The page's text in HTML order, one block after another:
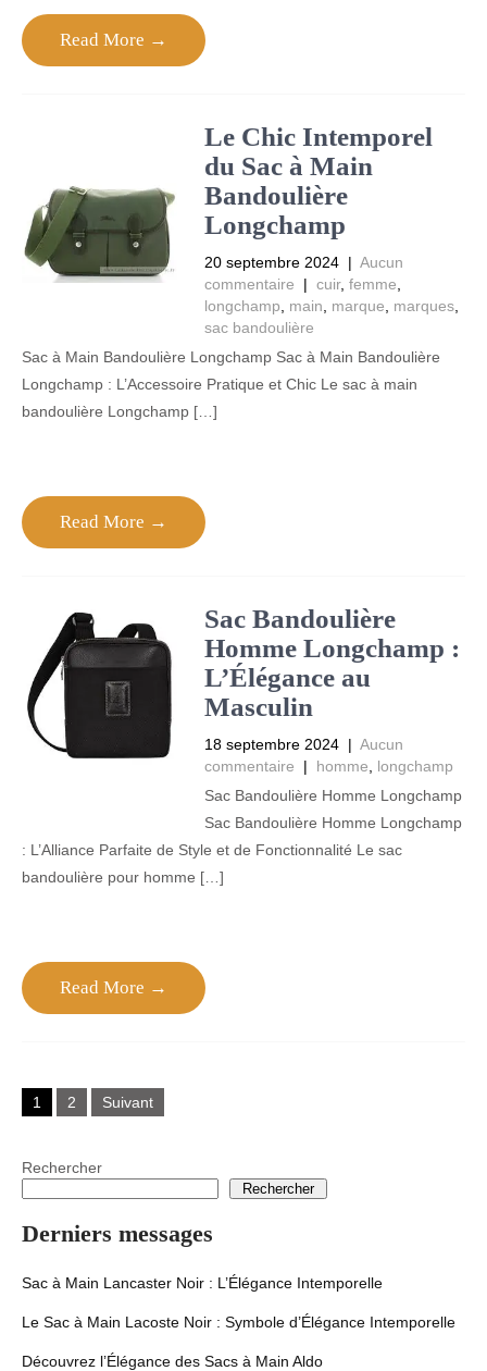
Read More →
Le Chic Intemporel
du Sac à Main
Bandoulière
Longchamp
20 septembre 2024 | Aucun
commentaire
| cuir, femme
longchamp
main marque marques,
sac bandoulière
Sac à Main Bandoulière Longchamp Sac à Main Bandoulière
Longchamp : L’Accessoire Pratique et Chic Le sac à main
bandoulière Longchamp […]
Read More →
Sac Bandoulière
Homme Longchamp :
L’Élégance au
Masculin
18 septembre 2024 | Aucun
commentaire
| homme
longchamp
Sac Bandoulière Homme Longchamp
Sac Bandoulière Homme Longchamp
: L’Alliance Parfaite de Style et de Fonctionnalité Le sac
bandoulière pour homme […]
Read More →
Pagination
des
publications
1 2 Suivant
Rechercher
Rechercher
Derniers messages
Sac à Main Lancaster Noir : L’Élégance Intemporelle
Le Sac à Main Lacoste Noir : Symbole d’Élégance Intemporelle
Découvrez l’Élégance des Sacs à Main Aldo